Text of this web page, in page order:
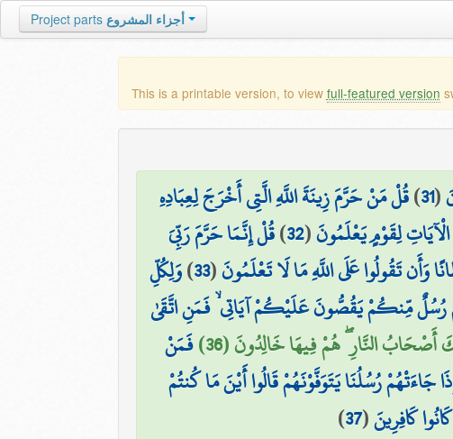
Project parts أجزاء المشروع
This is a printable version, to view full-featured version
(
31
)قُلْ مَنْ حَرَّمَ زِينَةَ اللَّهِ الَّتِي أَخْرَجَ لِعِبَادِهِ
لِقَوْمٍ يَعْلَمُونَ(
32
)قُلْ إِنَّمَا حَرَّمَ رَبِّيَ
وَأَن تَقُولُوا عَلَى اللَّهِ مَا لَا تَعْلَمُونَ(
33
)وَلِكُلِّ
رُسُلٌ مِّنكُمْ يَقُصُّونَ عَلَيْكُمْ آيَاتِي ۙ فَمَنِ اتَّقَىٰ
أَصْحَابُ النَّارِ ۖ هُمْ فِيهَا خَالِدُونَ (36)
فَمَنْ
رُسُلُنَا يَتَوَفَّوْنَهُمْ قَالُوا أَيْنَ مَا كُنتُمْ
كَافِرِينَ(
37
)